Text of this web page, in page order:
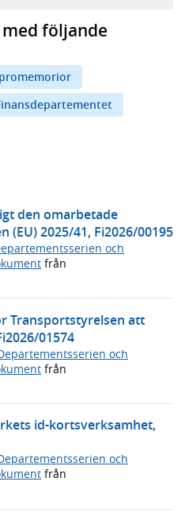
följande
den omarbetade
2025/41, Fi2026/00195
och
från
Transportstyrelsen att
01574
och
från
id-kortsverksamhet,
och
från